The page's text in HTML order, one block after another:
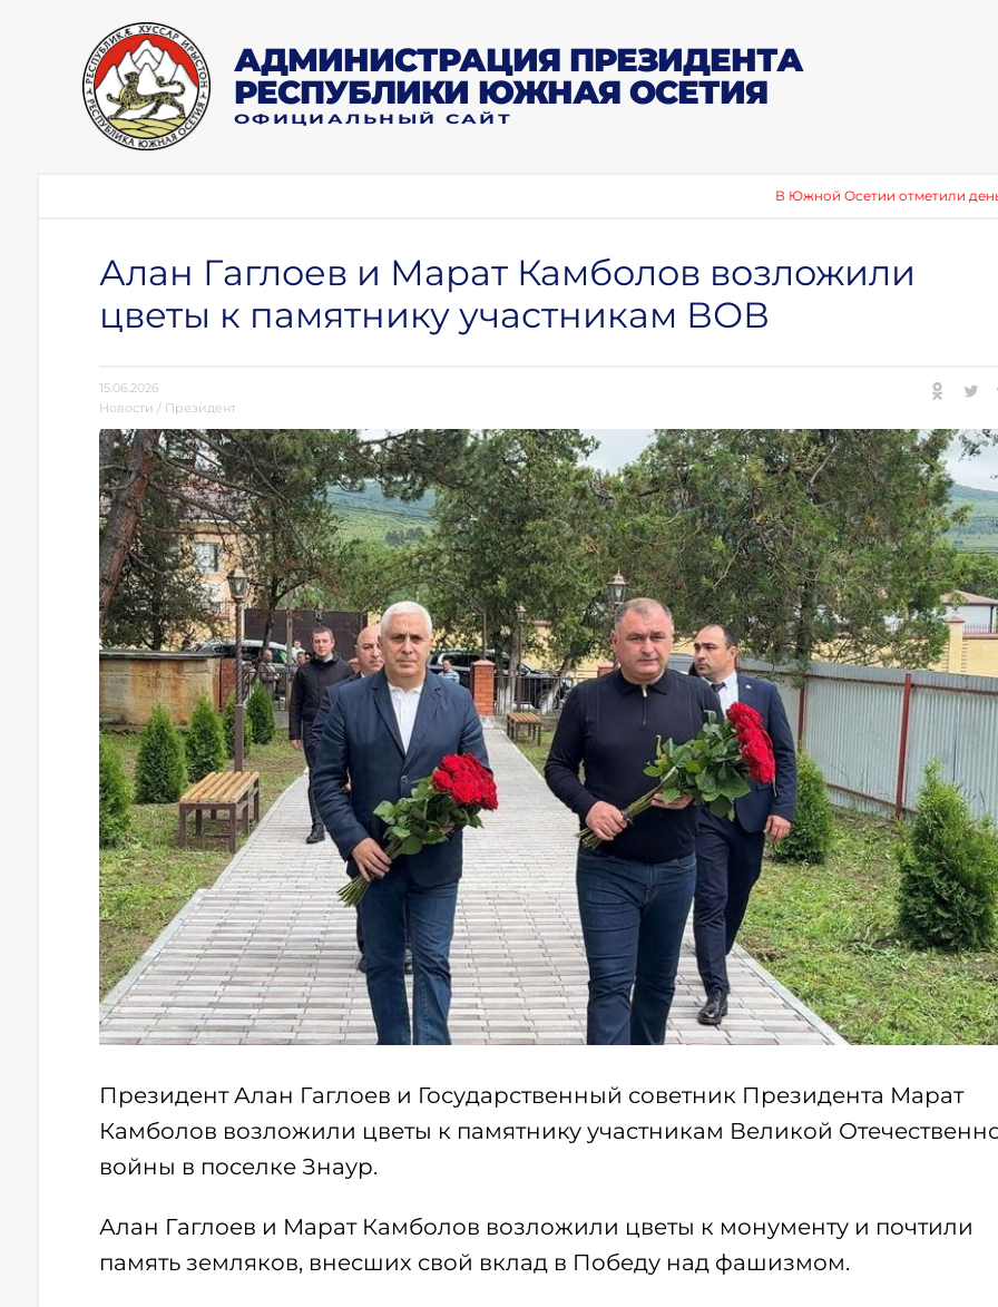
АДМИНИСТРАЦИЯ ПРЕЗИДЕНТА
РЕСПУБЛИКИ ЮЖНАЯ ОСЕТИЯ
ОФИЦИАЛЬНЫЙ САЙТ
В Южной Осетии отметили день
Алан Гаглоев и Марат Камболов возложили
цветы к памятнику участникам ВОВ
15.06.2026
Новости / Президент
Президент Алан Гаглоев и Государственный советник Президента Марат
Камболов возложили цветы к памятнику участникам Великой
войны в поселке Знаур.
Алан Гаглоев и Марат Камболов возложили цветы к монументу и почтили
память земляков, внесших свой вклад в Победу над фашизмом.